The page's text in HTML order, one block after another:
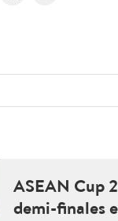
ASEAN Cup
demi-finales